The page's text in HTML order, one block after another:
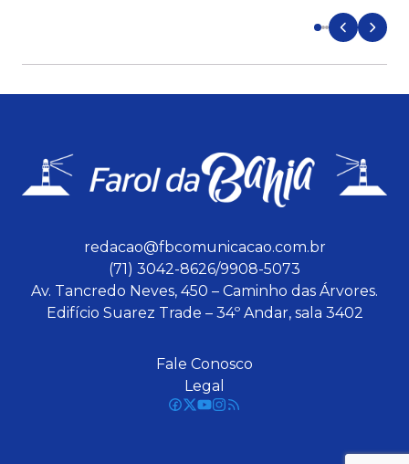
redacao@fbcomunicacao.com.br
(71) 3042-8626/9908-5073
Av. Tancredo Neves, 450 – Caminho das Árvores.
Edifício Suarez Trade – 34º Andar, sala 3402
Fale Conosco
Legal